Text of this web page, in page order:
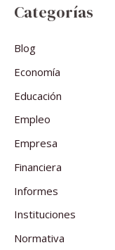
Categorías
Blog
Economía
Educación
Empleo
Empresa
Financiera
Informes
Instituciones
Normativa